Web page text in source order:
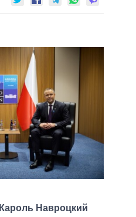
Кароль Навроцкий